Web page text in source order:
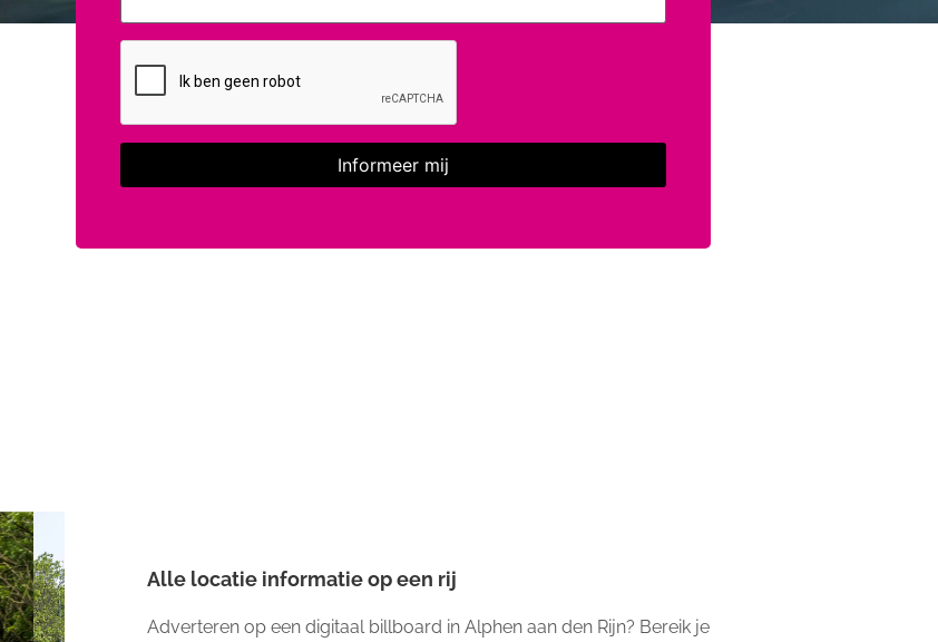
Alle locatie informatie op een rij
Adverteren op een digitaal billboard in Alphen aan den Rijn? Bereik je